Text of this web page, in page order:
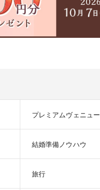
プレミアムヴェニュー
結婚準備ノウハウ
旅行